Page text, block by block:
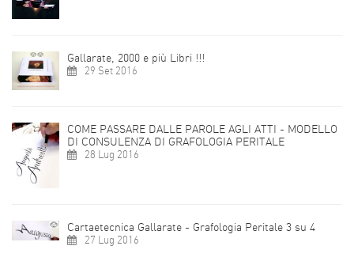
Gallarate, 2000 e più Libri !!!
29 Set 2016
COME PASSARE DALLE PAROLE AGLI ATTI - MODELLO
DI CONSULENZA DI GRAFOLOGIA PERITALE
28 Lug 2016
Cartaetecnica Gallarate - Grafologia Peritale 3 su 4
27 Lug 2016